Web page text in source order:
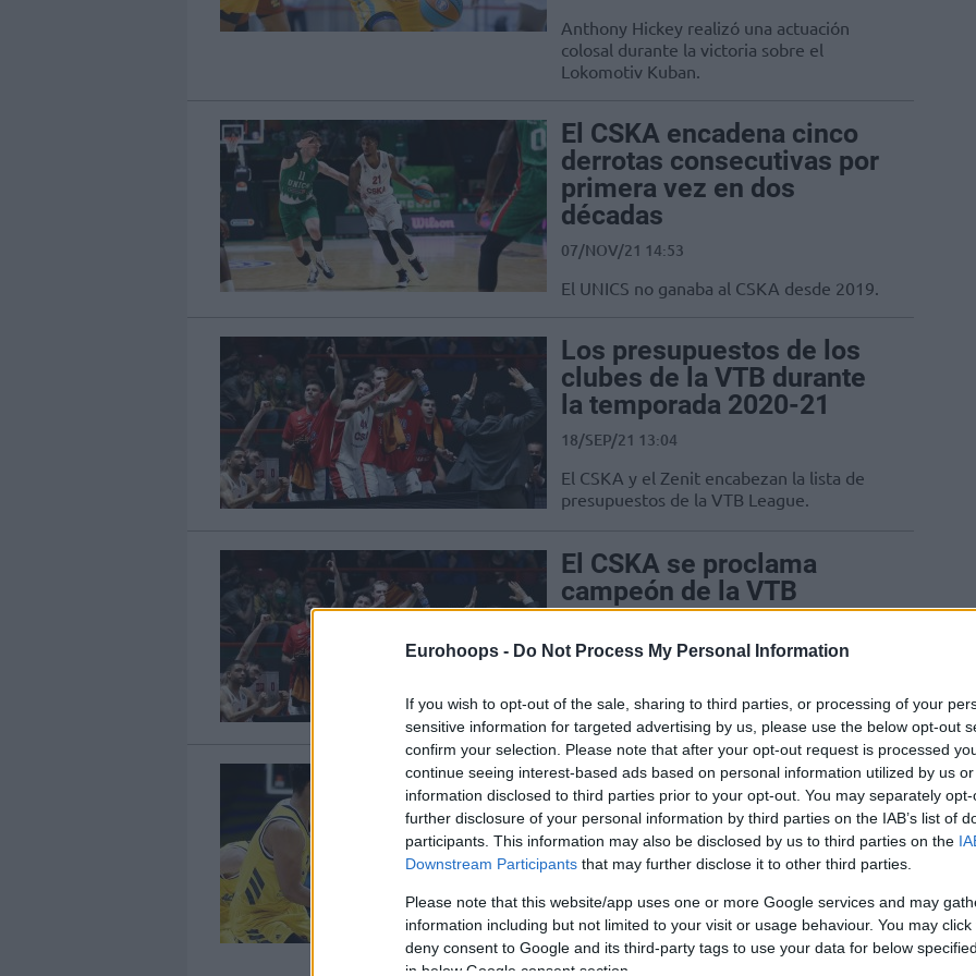
Eurohoops - Do Not Process My Personal Information
If you wish to opt-out of the sale, sharing to third parties, or processing of your
sensitive information for targeted advertising by us, please use the below opt-out
confirm your selection. Please note that after your opt-out request is processed
continue seeing interest-based ads based on personal information utilized by us
information disclosed to third parties prior to your opt-out. You may separately
further disclosure of your personal information by third parties on the IAB’s list of
participants. This information may also be disclosed by us to third parties on the
Downstream Participants that may further disclose it to other third parties.
Please note that this website/app uses one or more Google services and may
information including but not limited to your visit or usage behaviour. You may
deny consent to Google and its third-party tags to use your data for below
in below Google consent section.
Anthony Hickey realizó una actuación
colosal durante la victoria sobre el
Lokomotiv Kuban.
El CSKA encadena cinco
derrotas consecutivas por
primera vez en dos
décadas
07/NOV/21 14:53
El UNICS no ganaba al CSKA desde 2019.
Los presupuestos de los
clubes de la VTB durante
la temporada 2020-21
18/SEP/21 13:04
El CSKA y el Zenit encabezan la lista de
presupuestos de la VTB League.
El CSKA se proclama
campeón de la VTB
League
10/JUN/21 22:13
superar al UNICS en tres partidos.
Fin de una era: el Khimki
no participará en la VTB
League la próxima
temporada
04/JUN/21 21:09
Los problemas económicos dejan al
Khimki sin VTB.